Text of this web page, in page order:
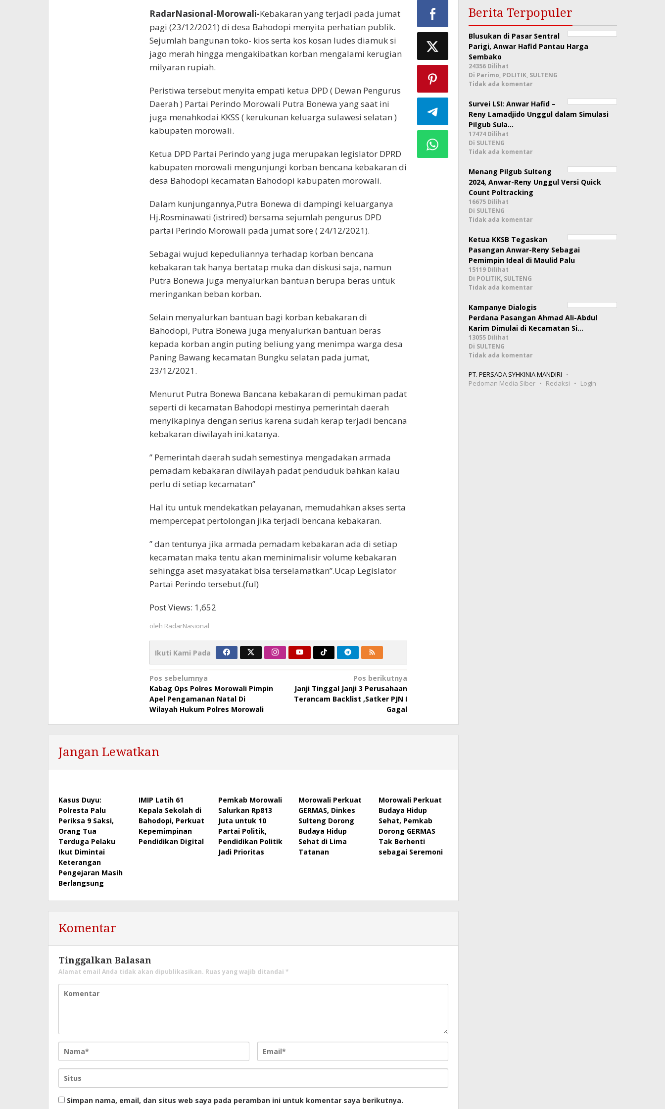
RadarNasional-Morowali-Kebakaran yang terjadi pada jumat
pagi (23/12/2021) di desa Bahodopi menyita perhatian publik.
Sejumlah bangunan toko- kios serta kos kosan ludes diamuk si
jago merah hingga mengakibatkan korban mengalami kerugian
milyaran rupiah.
Peristiwa tersebut menyita empati ketua DPD ( Dewan Pengurus
Daerah ) Partai Perindo Morowali Putra Bonewa yang saat ini
juga menahkodai KKSS ( kerukunan keluarga sulawesi selatan )
kabupaten morowali.
Ketua DPD Partai Perindo yang juga merupakan legislator DPRD
kabupaten morowali mengunjungi korban bencana kebakaran di
desa Bahodopi kecamatan Bahodopi kabupaten morowali.
Dalam kunjungannya,Putra Bonewa di dampingi keluarganya
Hj.Rosminawati (istrired) bersama sejumlah pengurus DPD
partai Perindo Morowali pada jumat sore ( 24/12/2021).
Sebagai wujud kepeduliannya terhadap korban bencana
kebakaran tak hanya bertatap muka dan diskusi saja, namun
Putra Bonewa juga menyalurkan bantuan berupa beras untuk
meringankan beban korban.
Selain menyalurkan bantuan bagi korban kebakaran di
Bahodopi, Putra Bonewa juga menyalurkan bantuan beras
kepada korban angin puting beliung yang menimpa warga desa
Paning Bawang kecamatan Bungku selatan pada jumat,
23/12/2021.
Menurut Putra Bonewa Bancana kebakaran di pemukiman padat
seperti di kecamatan Bahodopi mestinya pemerintah daerah
menyikapinya dengan serius karena sudah kerap terjadi bencana
kebakaran diwilayah ini.katanya.
” Pemerintah daerah sudah semestinya mengadakan armada
pemadam kebakaran diwilayah padat penduduk bahkan kalau
perlu di setiap kecamatan”
Hal itu untuk mendekatkan pelayanan, memudahkan akses serta
mempercepat pertolongan jika terjadi bencana kebakaran.
” dan tentunya jika armada pemadam kebakaran ada di setiap
kecamatan maka tentu akan meminimalisir volume kebakaran
sehingga aset masyatakat bisa terselamatkan”.Ucap Legislator
Partai Perindo tersebut.(ful)
Post Views: 1,652
oleh RadarNasional
Ikuti Kami Pada
Navigasi
pos
Pos sebelumnya
Kabag Ops Polres Morowali Pimpin
Apel Pengamanan Natal Di
Wilayah Hukum Polres Morowali
Pos berikutnya
Janji Tinggal Janji 3 Perusahaan
Terancam Backlist ,Satker PJN I
Gagal
Jangan Lewatkan
Kasus Duyu:
Polresta Palu
Periksa 9 Saksi,
Orang Tua
Terduga Pelaku
Ikut Dimintai
Keterangan
Pengejaran Masih
Berlangsung
IMIP Latih 61
Kepala Sekolah di
Bahodopi, Perkuat
Kepemimpinan
Pendidikan Digital
Pemkab Morowali
Salurkan Rp813
Juta untuk 10
Partai Politik,
Pendidikan Politik
Jadi Prioritas
Morowali Perkuat
GERMAS, Dinkes
Sulteng Dorong
Budaya Hidup
Sehat di Lima
Tatanan
Morowali Perkuat
Budaya Hidup
Sehat, Pemkab
Dorong GERMAS
Tak Berhenti
sebagai Seremoni
Komentar
Tinggalkan Balasan
Alamat email Anda tidak akan dipublikasikan. Ruas yang wajib ditandai *
Simpan nama, email, dan situs web saya pada peramban ini untuk komentar saya berikutnya.
Berita Terpopuler
Blusukan di Pasar Sentral
Parigi, Anwar Hafid Pantau Harga
Sembako
24356 Dilihat
Di Parimo, POLITIK, SULTENG
Tidak ada komentar
Survei LSI: Anwar Hafid –
Reny Lamadjido Unggul dalam Simulasi
Pilgub Sula…
17474 Dilihat
Di SULTENG
Tidak ada komentar
Menang Pilgub Sulteng
2024, Anwar-Reny Unggul Versi Quick
Count Poltracking
16675 Dilihat
Di SULTENG
Tidak ada komentar
Ketua KKSB Tegaskan
Pasangan Anwar-Reny Sebagai
Pemimpin Ideal di Maulid Palu
15119 Dilihat
Di POLITIK, SULTENG
Tidak ada komentar
Kampanye Dialogis
Perdana Pasangan Ahmad Ali-Abdul
Karim Dimulai di Kecamatan Si…
13055 Dilihat
Di SULTENG
Tidak ada komentar
PT. PERSADA SYHKINIA MANDIRI
Pedoman Media Siber
Redaksi Login